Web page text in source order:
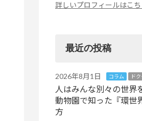
詳しいプロフィールはこ
最近の投稿
2026年8月1日 コラム ド
人はみんな別々の世界
動物園で知った『環世
方